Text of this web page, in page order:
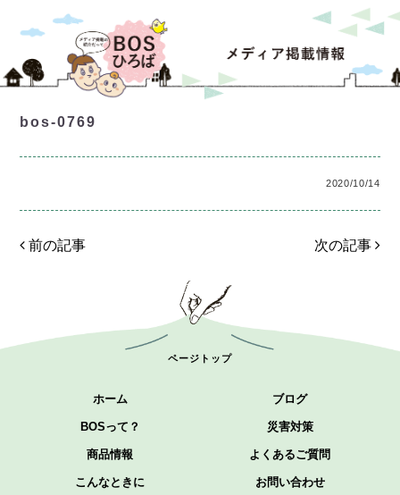
bos-0769
2020/10/14
前の記事 次の記事
ページトップ
ホーム
BOSって？
商品情報
こんなときに
ブログ
災害対策
よくあるご質問
お問い合わせ